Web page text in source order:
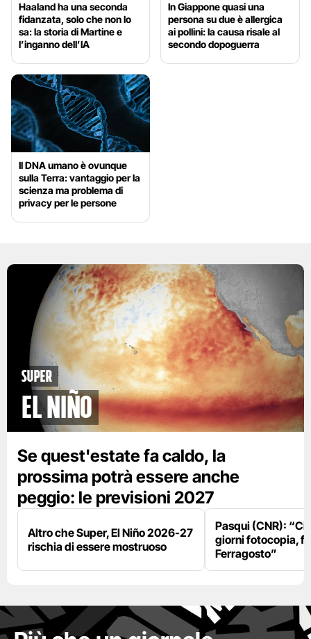
Haaland ha una seconda
fidanzata, solo che non lo
sa: la storia di Martine e
l’inganno dell’IA
In Giappone quasi una
persona su due è allergica
ai pollini: la causa risale al
secondo dopoguerra
Il DNA umano è ovunque
sulla Terra: vantaggio per la
scienza ma problema di
privacy per le persone
Super
El Niño
Se quest'estate fa caldo, la
prossima potrà essere anche
peggio: le previsioni 2027
Altro che Super, El Niño 2026-27
rischia di essere mostruoso
Pasqui (CNR):
giorni fotocopia,
Ferragosto”